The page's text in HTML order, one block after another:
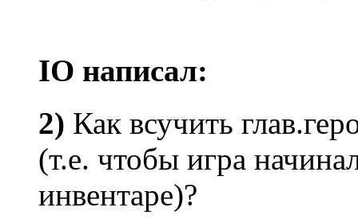
IO написал:
2) Как всучить
(т.е. чтобы игра
инвентаре)?